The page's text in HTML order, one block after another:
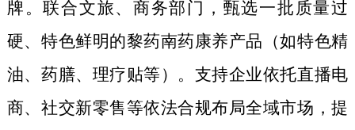
牌。联合文旅、商务部门，甄选一批质量过
硬、特色鲜明的黎药南药康养产品（如特色精
油、药膳、理疗贴等）。支持企业依托直播电
商、社交新零售等依法合规布局全域市场，提